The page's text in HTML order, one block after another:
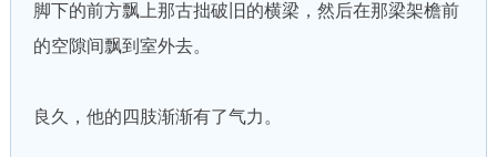
脚下的前方飘上那古拙破旧的横梁，然后在那梁架檐前
的空隙间飘到室外去。
良久，他的四肢渐渐有了气力。